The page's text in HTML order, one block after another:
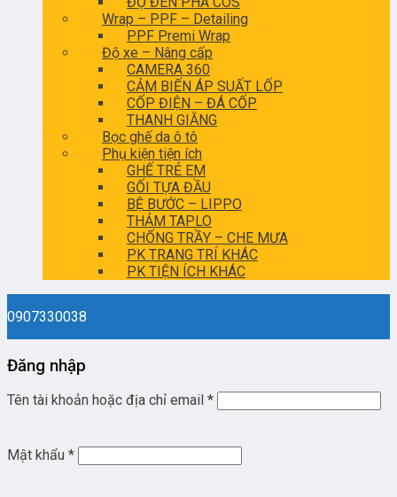
Wrap – PPF – Detailing
PPF Premi Wrap
Độ xe – Nâng cấp
CAMERA 360
CẢM BIẾN ÁP SUẤT LỐP
CỐP ĐIỆN – ĐÁ CỐP
THANH GIẰNG
Bọc ghế da ô tô
Phụ kiện tiện ích
GHẾ TRẺ EM
GỐI TỰA ĐẦU
BỆ BƯỚC – LIPPO
THẢM TAPLO
CHỐNG TRẦY – CHE MƯA
PK TRANG TRÍ KHÁC
PK TIỆN ÍCH KHÁC
0907330038
Đăng nhập
Tên tài khoản hoặc địa chỉ email *
Mật khẩu *